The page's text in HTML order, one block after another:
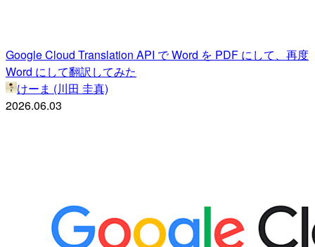
Google Cloud Translation API で Word を PDF にして、再度
Word にして翻訳してみた
けーま (川田 圭真)
2026.06.03